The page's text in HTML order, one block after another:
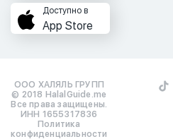
Доступно в
App Store
ООО ХАЛЯЛЬ ГРУПП
© 2018 HalalGuide.me
Все права защищены.
ИНН 1655317836
Политика
конфиденциальности